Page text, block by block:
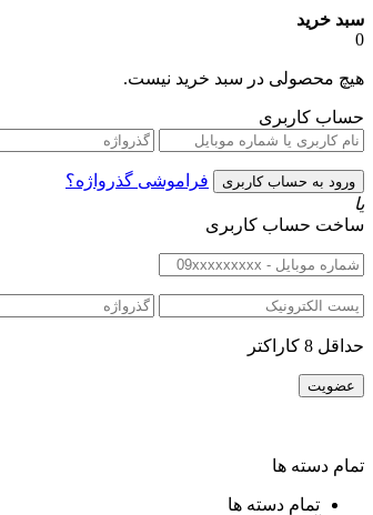
سبد خرید
0
هیچ محصولی در سبد خرید نیست.
حساب کاربری
فراموشی گذرواژه؟
یا
ساخت حساب کاربری
حداقل 8 کاراکتر
تمام دسته ها
تمام دسته ها